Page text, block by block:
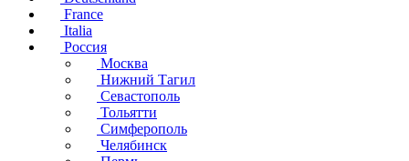
France
Italia
Россия
Москва
Нижний Тагил
Севастополь
Тольятти
Симферополь
Челябинск